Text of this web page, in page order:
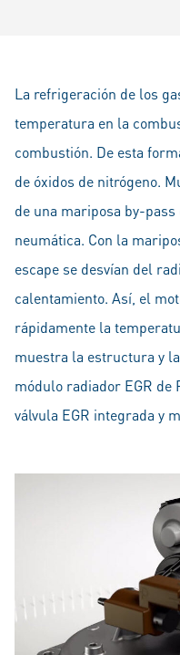
La refrigeración de los
temperatura en la
combustión. De esta
de óxidos de nitrógeno.
de una mariposa by-
neumática. Con la
escape se desvían del
calentamiento. Así, el
rápidamente la
muestra la estructura y
módulo radiador EGR
válvula EGR integrada y